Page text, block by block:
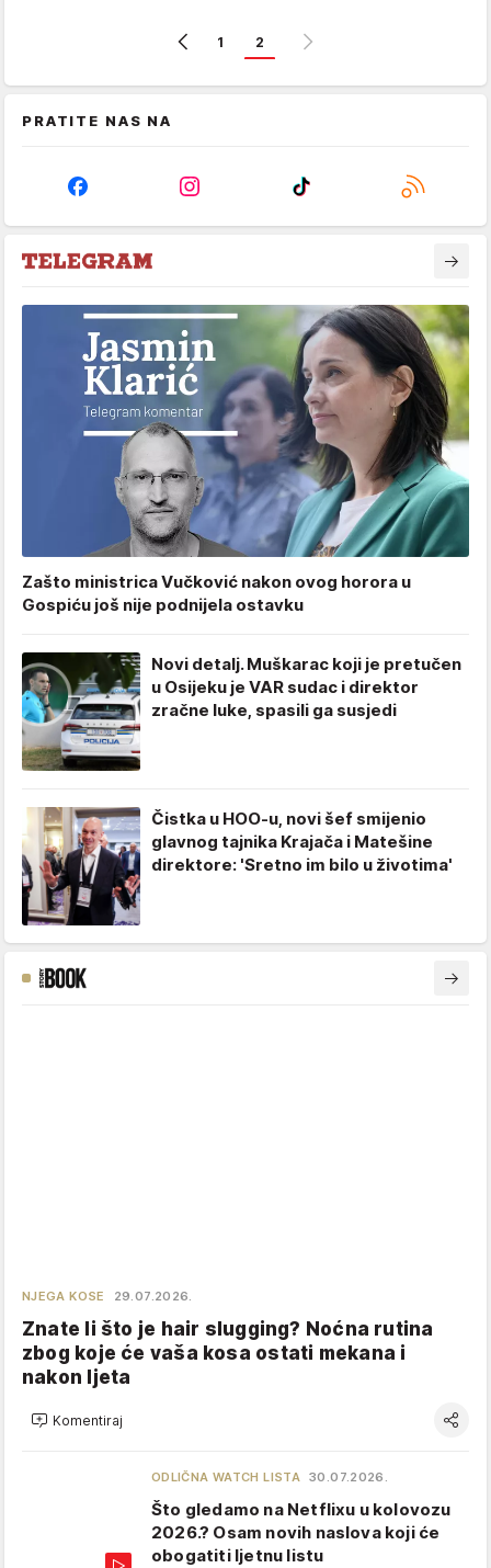
1 2
PRATITE NAS NA
Zašto ministrica Vučković nakon ovog horora u
Gospiću još nije podnijela ostavku
Novi detalj. Muškarac koji je pretučen
u Osijeku je VAR sudac i direktor
zračne luke, spasili ga susjedi
Čistka u HOO-u, novi šef smijenio
glavnog tajnika Krajača i Matešine
direktore: 'Sretno im bilo u životima'
NJEGA KOSE 29.07.2026.
Znate li što je hair slugging? Noćna rutina
zbog koje će vaša kosa ostati mekana i
nakon ljeta
Komentiraj
ODLIČNA WATCH LISTA 30.07.2026.
Što gledamo na Netflixu u kolovozu
2026.? Osam novih naslova koji će
obogatiti ljetnu listu